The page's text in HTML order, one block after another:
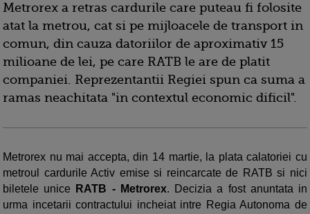
Metrorex a retras cardurile care puteau fi folosite
atat la metrou, cat si pe mijloacele de transport in
comun, din cauza datoriilor de aproximativ 15
milioane de lei, pe care RATB le are de platit
companiei. Reprezentantii Regiei spun ca suma a
ramas neachitata "in contextul economic dificil".
Metrorex nu mai accepta, din 14 martie, la plata calatoriei cu
metroul cardurile Activ emise si reincarcate de RATB si nici
biletele unice RATB - Metrorex. Decizia a fost anuntata in
urma incetarii contractului incheiat intre Regia Autonoma de